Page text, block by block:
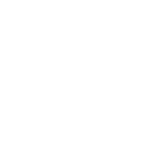
Antrag innerhalb eines
beim zuständigen